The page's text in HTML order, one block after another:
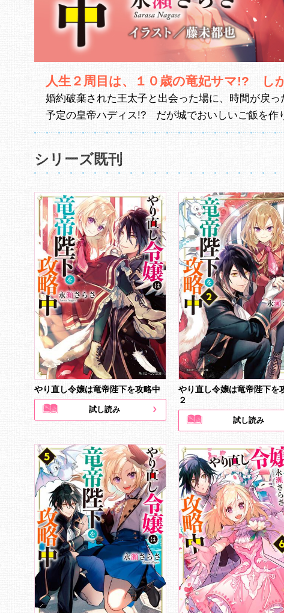
人生２周目は、１０歳の竜妃サマ!? し
婚約破棄された王太子と出会った場に、時間が戻
予定の皇帝ハディス!? だが城でおいしいご飯を
シリーズ既刊
やり直し令嬢は竜帝陛下を攻略中
試し読み
やり直し令嬢は竜帝陛下を
２
試し読み